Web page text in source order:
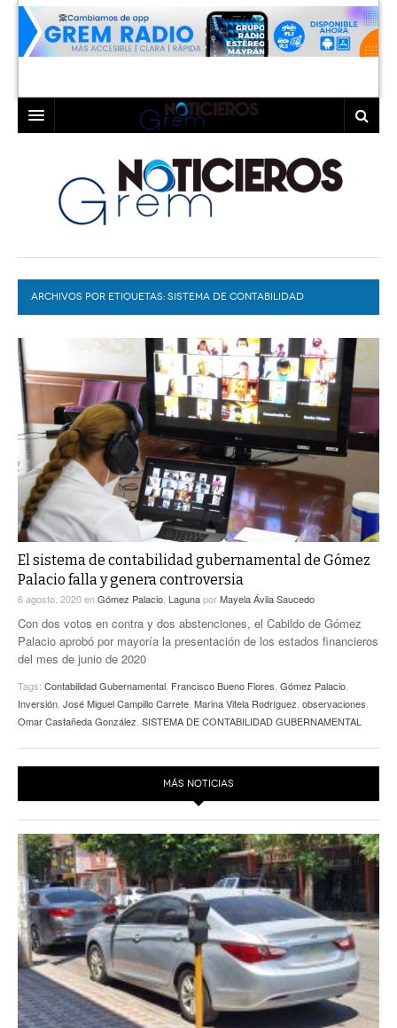
LAGUNA
TORREÓN
GÓMEZ PALACIO
LERDO
COAHUILA
DURANGO
DEPORTES
EXA
EL EXACTO
EXA INFORMA
GLOBO
CONTEXTOS
TRAYECTO LAGUNA
A MEDIA MAÑANA
A TODA LEY
ENTRE LAGUNEROS
DIÁLOGOS CON LA HISTORIA
TWEETS AND BEATS
LA MEJOR 97.1 ESTÉREO GALLITO
ACTUALIDADES GREM
PULSO
LA MEJOR INFORMACIÓN
COLABORADORES
PC29
ACTUALIDADES GREM
ARCHIVOS POR ETIQUETAS: SISTEMA DE CONTABILIDAD
El sistema de contabilidad gubernamental de Gómez
Palacio falla y genera controversia
6 agosto, 2020enGómez Palacio LagunaporMayela Ávila Saucedo
Con dos votos en contra y dos abstenciones, el Cabildo de Gómez
Palacio aprobó por mayoría la presentación de los estados financieros
del mes de junio de 2020
Tags: Contabilidad Gubernamental Francisco Bueno Flores Gómez Palacio
Inversión José Miguel Campillo Carrete Marina Vitela Rodríguez observaciones
Omar Castañeda González SISTEMA DE CONTABILIDAD GUBERNAMENTAL
MÁS NOTICIAS